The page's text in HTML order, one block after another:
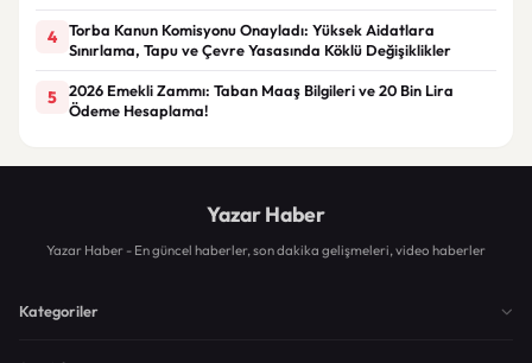
4
Torba Kanun Komisyonu Onayladı: Yüksek Aidatlara
Sınırlama, Tapu ve Çevre Yasasında Köklü Değişiklikler
5
2026 Emekli Zammı: Taban Maaş Bilgileri ve 20 Bin Lira
Ödeme Hesaplama!
Yazar Haber
Yazar Haber - En güncel haberler, son dakika gelişmeleri, video haberler
Kategoriler